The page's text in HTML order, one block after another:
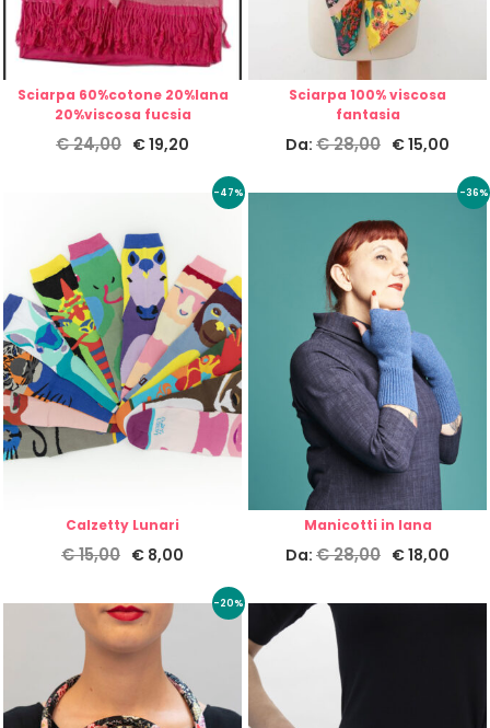
Sciarpa 60%cotone 20%lana
20%viscosa fucsia
€24,00 €19,20
Sciarpa 100% viscosa
fantasia
Da: €28,00 €15,00
-47%
Calzetty Lunari
€15,00 € 8,00
-36%
Manicotti in lana
Da: €28,00 €18,00
-20%